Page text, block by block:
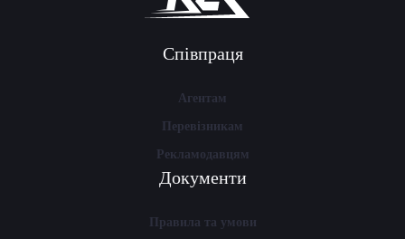
Співпраця
Агентам
Перевізникам
Рекламодавцям
Документи
Правила та умови